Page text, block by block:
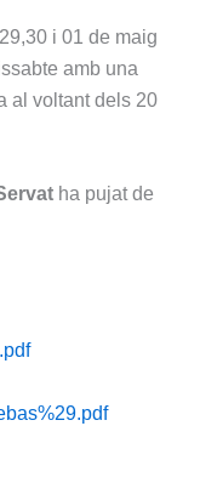
i 01 de maig
amb una
al voltant dels 20
ha pujat de